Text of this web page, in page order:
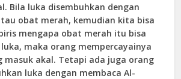
Bila luka disembuhkan dengan
obat merah, kemudian kita bisa
mengapa obat merah itu bisa
maka orang mempercayainya
masuk akal. Tetapi ada juga orang
luka dengan membaca Al-